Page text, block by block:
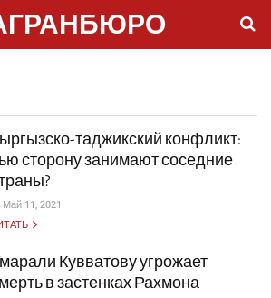
таджикский конфликт:
сторону занимают соседние
Май 11, 2021
Кувватову угрожает
в застенках Рахмона